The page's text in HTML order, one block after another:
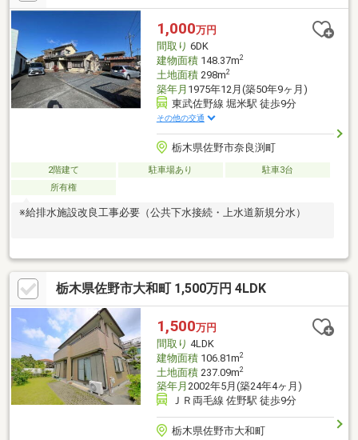
1,000万円
間取り 6DK
建物面積148.37m2
土地面積298m2
築年月 1975年12月(築50年9ヶ月)
東武佐野線 堀米駅 徒歩9分
その他の交通
栃木県佐野市奈良渕町
2階建て 駐車場あり
駐車3台
所有権
※給排水施設改良工事必要（公共下水接続・上水道新規分水）
栃木県佐野市大和町 1,500万円 4LDK
1,500万円
間取り 4LDK
建物面積106.81m2
土地面積237.09m2
築年月 2002年5月(築24年4ヶ月)
ＪＲ両毛線 佐野駅 徒歩9分
栃木県佐野市大和町